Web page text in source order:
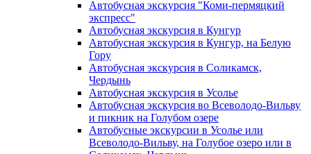
Автобусная экскурсия "Коми-пермяцкий
экспресс"
Автобусная экскурсия в Кунгур
Автобусная экскурсия в Кунгур, на Белую
Гору
Автобусная экскурсия в Соликамск,
Чердынь
Автобусная экскурсия в Усолье
Автобусная экскурсия во Всеволодо-Вильву
и пикник на Голубом озере
Автобусные экскурсии в Усолье или
Всеволодо-Вильву, на Голубое озеро или в